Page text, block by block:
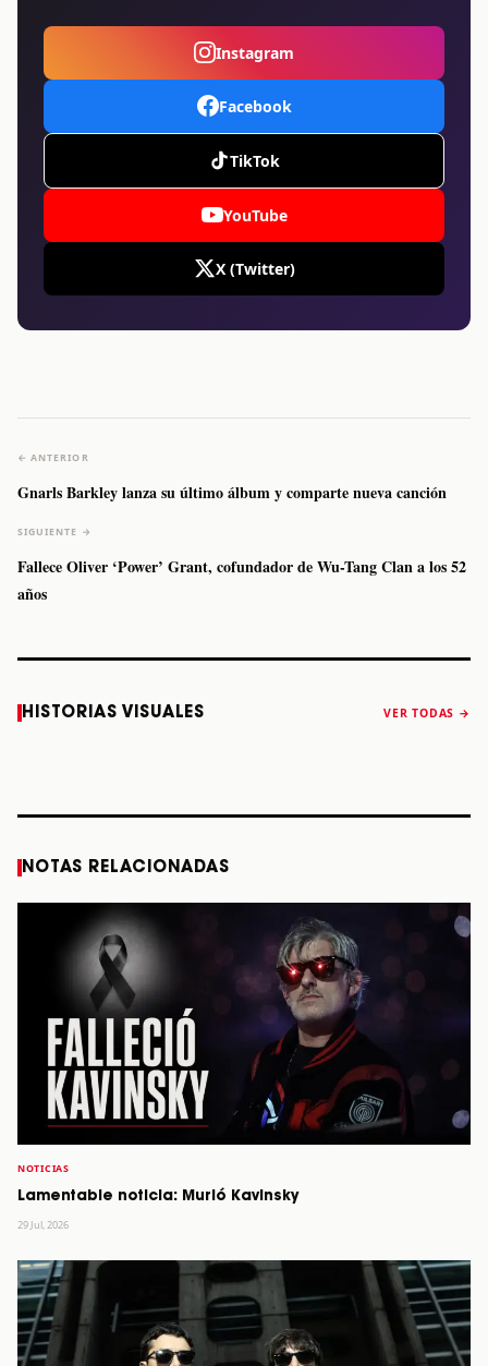
Instagram
Facebook
TikTok
YouTube
X (Twitter)
← ANTERIOR
Gnarls Barkley lanza su último álbum y comparte nueva canción
SIGUIENTE →
Fallece Oliver ‘Power’ Grant, cofundador de Wu-Tang Clan a los 52
años
HISTORIAS VISUALES VER TODAS →
Caifanes regresa
a Monterrey el
Fallece Felipe
Staiti, guitarrista
anuncia “Reality
NOTAS RELACIONADAS
NOTICIAS
Lamentable noticia: Murió Kavinsky
29 Jul, 2026